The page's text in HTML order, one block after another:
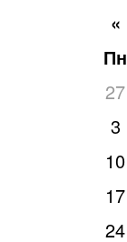
«
Пн
27
3
10
17
24